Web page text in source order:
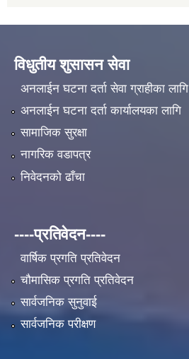
विधुतीय शुसासन सेवा
अनलाईन घटना दर्ता सेवा ग्राहीका लागि
अनलाईन घटना दर्ता कार्यालयका लागि
सामाजिक सुरक्षा
नागरिक वडापत्र
निवेदनको ढाँचा
----प्रतिवेदन----
वार्षिक प्रगति प्रतिवेदन
चौमासिक प्रगति प्रतिवेदन
सार्वजनिक सुनुवाई
सार्वजनिक परीक्षण